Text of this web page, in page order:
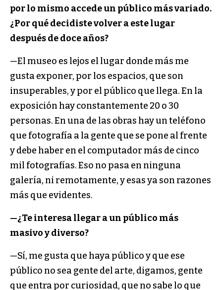
por lo mismo accede un público más variado.
¿Por qué decidiste volver a este lugar
después de doce años?
—El museo es lejos el lugar donde más me
gusta exponer, por los espacios, que son
insuperables, y por el público que llega. En la
exposición hay constantemente 20 o 30
personas. En una de las obras hay un teléfono
que fotografía a la gente que se pone al frente
y debe haber en el computador más de cinco
mil fotografías. Eso no pasa en ninguna
galería, ni remotamente, y esas ya son razones
más que evidentes.
—¿Te interesa llegar a un público más
masivo y diverso?
—Sí, me gusta que haya público y que ese
público no sea gente del arte, digamos, gente
que entra por curiosidad, que no sabe lo que